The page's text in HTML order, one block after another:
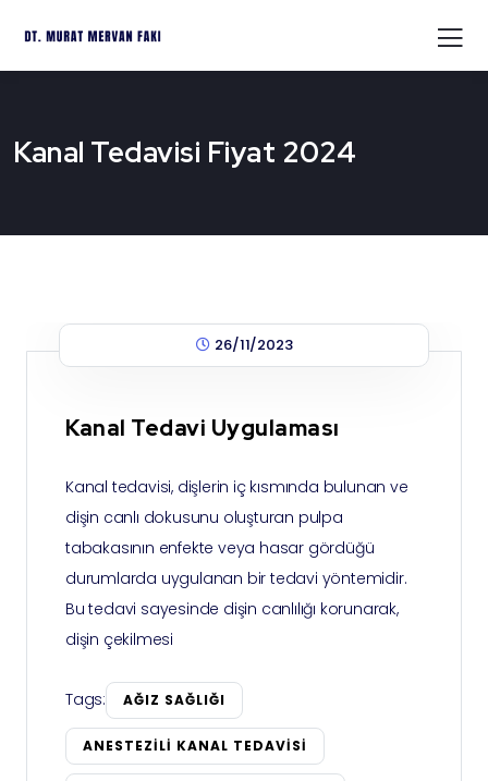
Kanal Tedavisi Fiyat 2024
26/11/2023
Kanal Tedavi Uygulaması
Kanal tedavisi, dişlerin iç kısmında bulunan ve
dişin canlı dokusunu oluşturan pulpa
tabakasının enfekte veya hasar gördüğü
durumlarda uygulanan bir tedavi yöntemidir.
Bu tedavi sayesinde dişin canlılığı korunarak,
dişin çekilmesi
Tags: AĞIZ SAĞLIĞI
ANESTEZILI KANAL TEDAVISI